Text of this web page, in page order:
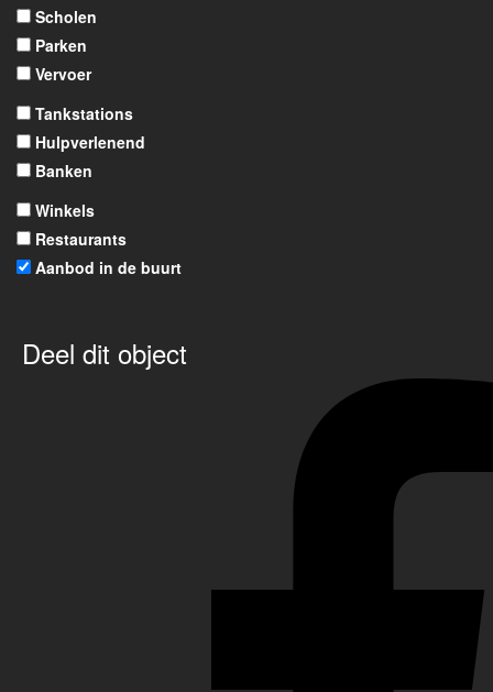
Scholen
Parken
Vervoer
Tankstations
Hulpverlenend
Banken
Winkels
Restaurants
Aanbod in de buurt
Deel dit object